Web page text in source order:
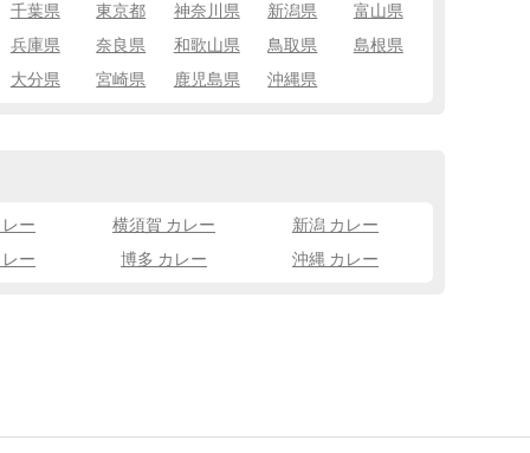
千葉県 東京都 神奈川県 新潟県
富山県
兵庫県 奈良県 和歌山県 鳥取県
島根県
大分県 宮崎県 鹿児島県 沖縄県
ー 横須賀 カレー
新潟 カレー
ー 博多 カレー 沖縄 カレー